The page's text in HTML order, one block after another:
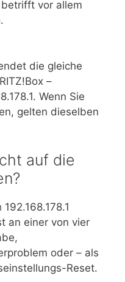
vor allem
die gleiche
–
Wenn Sie
gelten dieselben
auf die
an einer von vier
oder – als
Reset.